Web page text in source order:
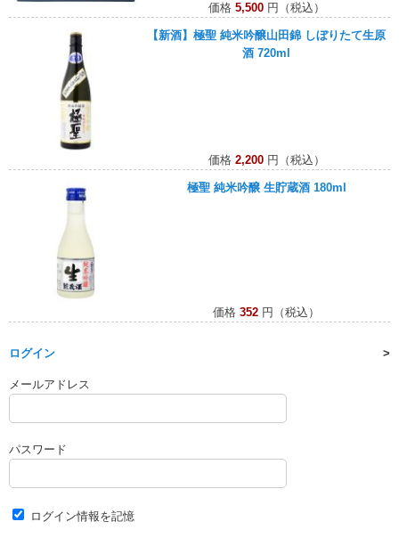
価格 5,500円（税込）
【新酒】極聖 純米吟醸山田錦 しぼりたて生原
酒 720ml
価格 2,200円（税込）
極聖 純米吟醸 生貯蔵酒 180ml
価格 352 円（税込）
ログイン
メールアドレス
パスワード
ログイン情報を記憶